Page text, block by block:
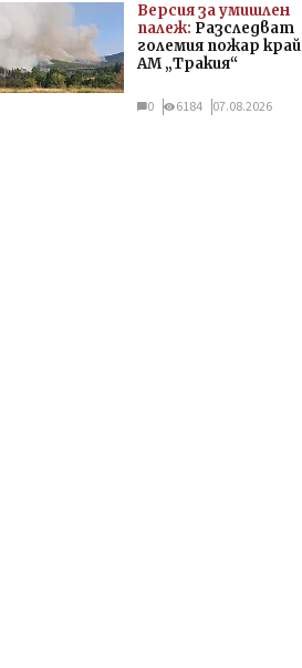
Версия за умишлен
палеж: Разследват
големия пожар край
АМ „Тракия“
0 6184 07.08.2026